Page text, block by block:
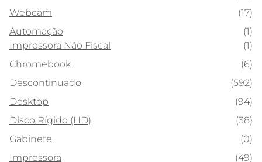
Webcam
(17)
Automação
(1)
Impressora Não Fiscal
(1)
Chromebook
(6)
Descontinuado
(592)
Desktop
(94)
Disco Rígido (HD)
(38)
Gabinete
(0)
Impressora
(49)